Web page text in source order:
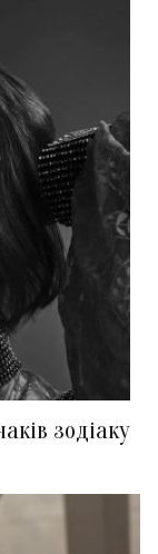
зодіаку